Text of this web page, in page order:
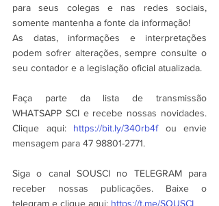
para seus colegas e nas redes sociais,
somente mantenha a fonte da informação!
As datas, informações e interpretações
podem sofrer alterações, sempre consulte o
seu contador e a legislação oficial atualizada.
Faça parte da lista de transmissão
WHATSAPP SCI e recebe nossas novidades.
Clique aqui: https://bit.ly/340rb4f ou envie
mensagem para 47 98801-2771.
Siga o canal SOUSCI no TELEGRAM para
receber nossas publicações. Baixe o
telegram e clique aqui: https://t.me/SOUSCI